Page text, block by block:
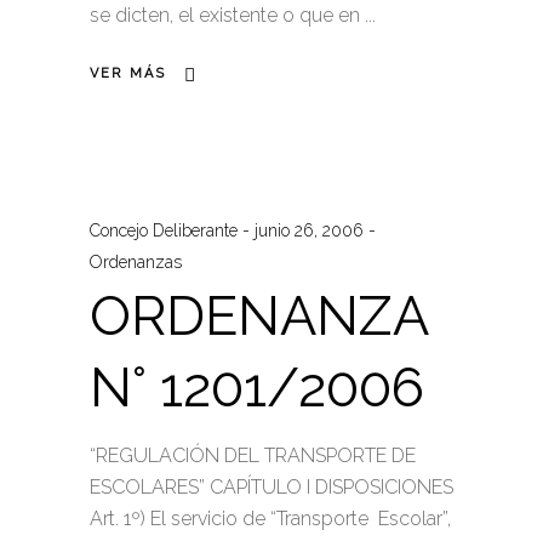
se dicten, el existente o que en
VER MÁS
Concejo Deliberante
junio 26, 2006
Ordenanzas
ORDENANZA
N° 1201/2006
“REGULACIÓN DEL TRANSPORTE DE
ESCOLARES” CAPÍTULO I DISPOSICIONES
Art. 1º) El servicio de “Transporte Escolar”,